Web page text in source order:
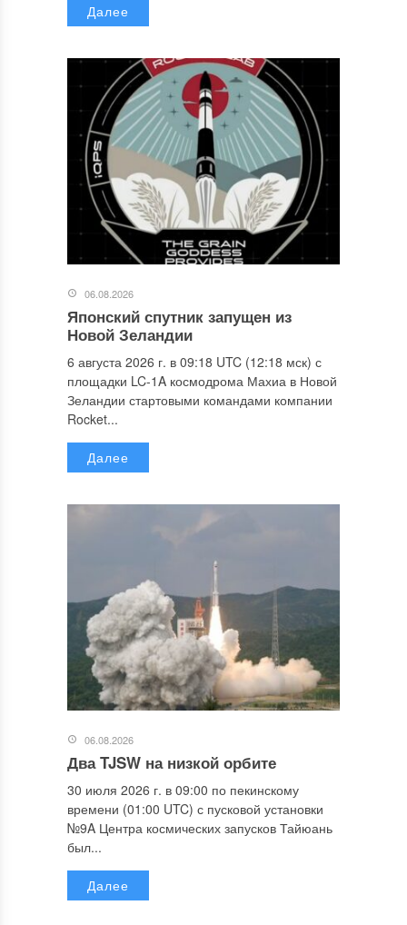
Далее
06.08.2026
Японский спутник запущен из
Новой Зеландии
6 августа 2026 г. в 09:18 UTC (12:18 мск) с
площадки LC-1A космодрома Махиа в Новой
Зеландии стартовыми командами компании
Rocket...
Далее
06.08.2026
Два TJSW на низкой орбите
30 июля 2026 г. в 09:00 по пекинскому
времени (01:00 UTC) с пусковой установки
№9A Центра космических запусков Тайюань
был...
Далее